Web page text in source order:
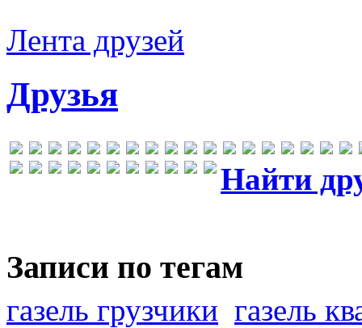
Лента друзей
Друзья
Найти
Записи по тегам
газель грузчики газель